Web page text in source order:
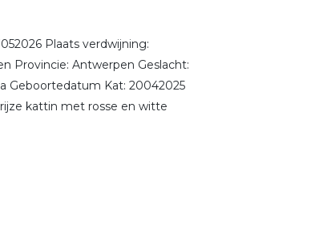
Plaats verdwijning:
Provincie: Antwerpen Geslacht:
Geboortedatum Kat: 20042025
kattin met rosse en witte